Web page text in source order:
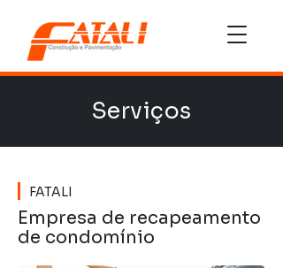
Serviços
FATALI
Empresa de recapeamento
de condomínio